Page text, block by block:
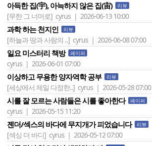
아득한 집(宇), 아늑하지 않은 집(宙) 리뷰
[무한 그 너머로] cyrus | 2026-06-13 10:00
과학 하는 천지인 리뷰
[하늘과 땅과 사람의 ..] cyrus | 2026-06-08 07:00
일요 미스터리 책방 페이퍼
cyrus | 2026-06-01 07:00
이상하고 무용한 양자역학 공부 리뷰
[세상에서 제일 다정한..] cyrus | 2026-05-28 07:00
시를 잘 모르는 사람들은 시를 좋아한다 페이퍼
cyrus | 2026-05-15 11:20
젠더/섹스의 바다에 무지개가 피었습니다 리뷰
[섹싱 더 바디] cyrus | 2026-05-12 07:00